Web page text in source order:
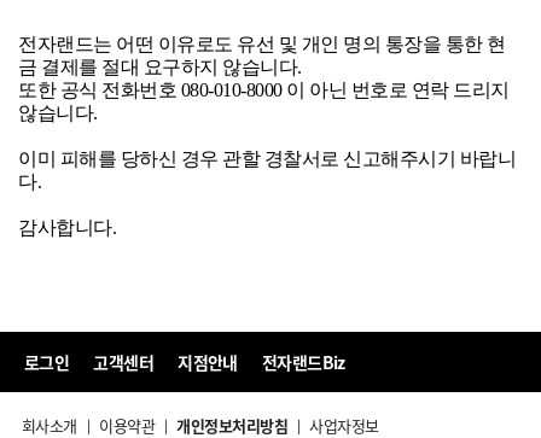
전자랜드는 어떤 이유로도 유선 및 개인 명의 통장을 통한 현
금 결제를 절대 요구하지 않습니다.
또한 공식 전화번호 080-010-8000 이 아닌 번호로 연락 드리지
않습니다.
이미 피해를 당하신 경우 관할 경찰서로 신고해주시기 바랍니
다.
감사합니다.
로그인 고객센터 지점안내 전자랜드Biz
회사소개 | 이용약관 | 개인정보처리방침 | 사업자정보